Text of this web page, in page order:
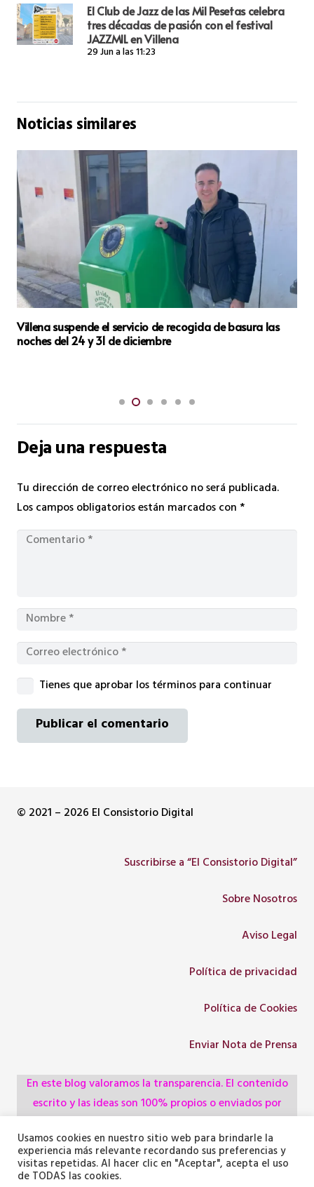
El Club de Jazz de las Mil Pesetas celebra
tres décadas de pasión con el festival
JAZZMIL en Villena
29 Jun a las 11:23
Noticias similares
Villena tiñe de rosa Valencia con una participación
histórica en la Carrera de la Mujer
Deja una respuesta
Tu dirección de correo electrónico no será publicada.
Los campos obligatorios están marcados con*
Tienes que aprobar los términos para continuar
Publicar el comentario
© 2021 – 2026 El Consistorio Digital
Suscribirse a “El Consistorio Digital”
Sobre Nosotros
Aviso Legal
Política de privacidad
Política de Cookies
Enviar Nota de Prensa
En este blog valoramos la transparencia. El contenido
escrito y las ideas son 100% propios o enviados por
administraciones, pero utilizamos herramientas de
inteligencia artificial para optimizar la maquetación del
Usamos cookies en nuestro sitio web para brindarle la
experiencia más relevante recordando sus preferencias y
visitas repetidas. Al hacer clic en "Aceptar", acepta el uso
de TODAS las cookies.